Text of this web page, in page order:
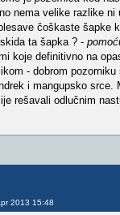
nema velike razlike ni
čoškaste šapke
ta šapka ? -
koje definitivno na
- dobrom
i mangupsko srce.
rešavali odlučnim
2013 15:48